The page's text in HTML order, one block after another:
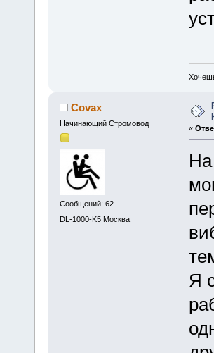
Covax
Начинающий Стромовод
Сообщений: 62
DL-1000-K5 Москва
«
Я